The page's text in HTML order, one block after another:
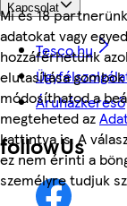
Mi és 18
adatokat vagy
hozzáférhetünk
elutasítása
módosíthatod a
megteheted az
kattintva is. A
ez nem érinti a
személyre tudjuk
Kapcsolat
Tesco.hu
Áruházkereső
followUs